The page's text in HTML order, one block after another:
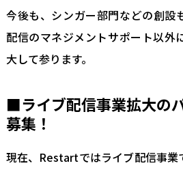
今後も、シンガー部門などの創設
配信のマネジメントサポート以外
大して参ります。
■ライブ配信事業拡大の
募集！
現在、Restartではライブ配信事業